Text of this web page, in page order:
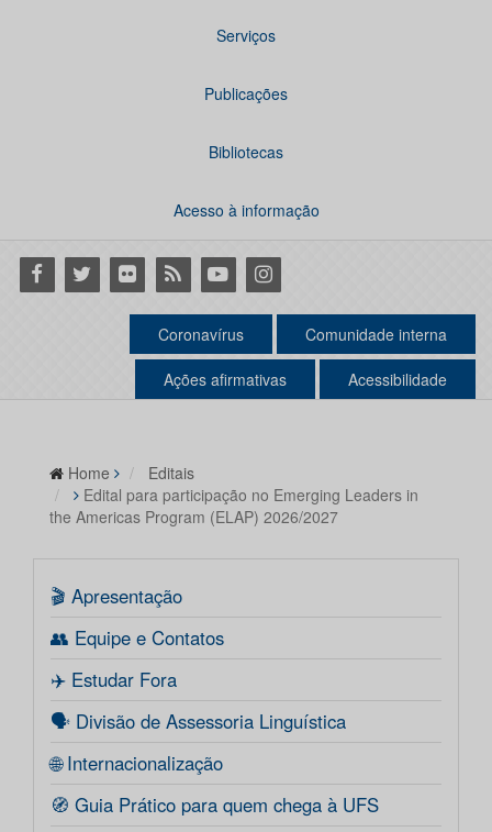
Serviços
Publicações
Bibliotecas
Acesso à informação
Facebook
Twitter Flickr RSS YoutubeInstagram
Coronavírus Comunidade interna
Ações afirmativas Acessibilidade
Home
Editais
Edital para participação no Emerging Leaders in
the Americas Program (ELAP) 2026/2027
🎬 Apresentação
👥 Equipe e Contatos
✈️ Estudar Fora
🗣️ Divisão de Assessoria Linguística
🌐 Internacionalização
🧭 Guia Prático para quem chega à UFS